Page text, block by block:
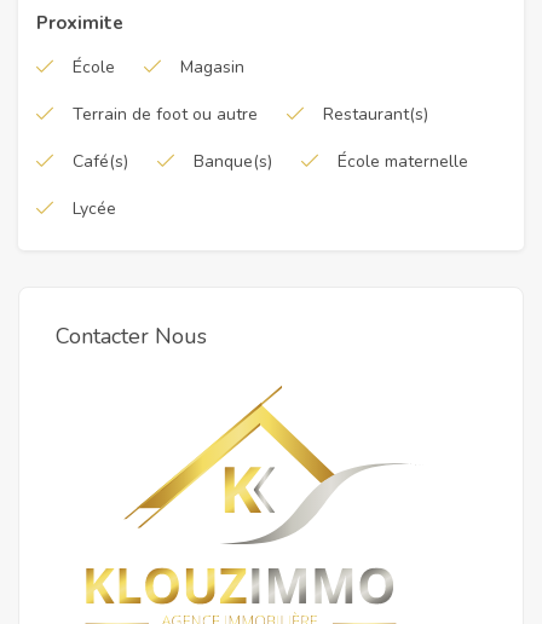
Proximite
École Magasin
Terrain de foot ou autre Restaurant(s)
Café(s) Banque(s) École maternelle
Lycée
Contacter Nous